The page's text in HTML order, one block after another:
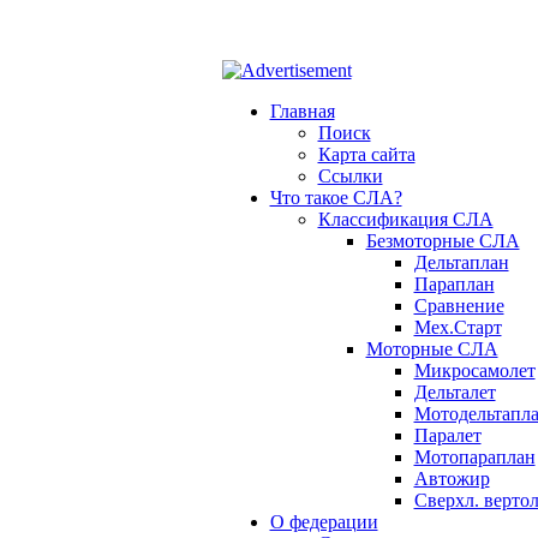
Главная
Поиск
Карта сайта
Ссылки
Что такое СЛА?
Классификация СЛА
Безмоторные СЛА
Дельтаплан
Параплан
Сравнение
Мех.Старт
Моторные СЛА
Микросамолет
Дельталет
Паралет
Мотопараплан
Автожир
Сверхл.
О федерации